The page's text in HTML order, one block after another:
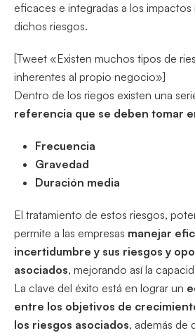
eficaces e integradas a los
dichos riesgos.
[Tweet «Existen muchos tipos de
inherentes al propio negocio»]
Dentro de los riegos existen una
referencia que se deben tomar
Frecuencia
Gravedad
Duración media
El tratamiento de estos riesgos,
permite a las empresas manejar
incertidumbre y sus riesgos y
asociados, mejorando así la
La clave del éxito está en lograr un
entre los objetivos de
los riesgos asociados, además de